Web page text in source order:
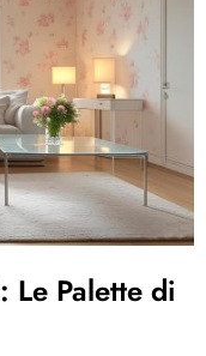
: Le Palette di